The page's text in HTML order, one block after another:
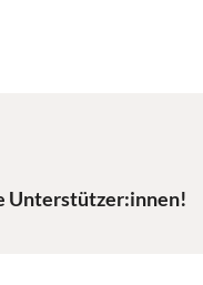
Unterstützer:innen!